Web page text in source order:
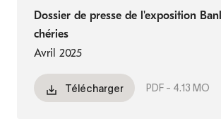
Dossier de presse de l'exposition
chéries
Avril 2025
Télécharger PDF - 4.13 MO